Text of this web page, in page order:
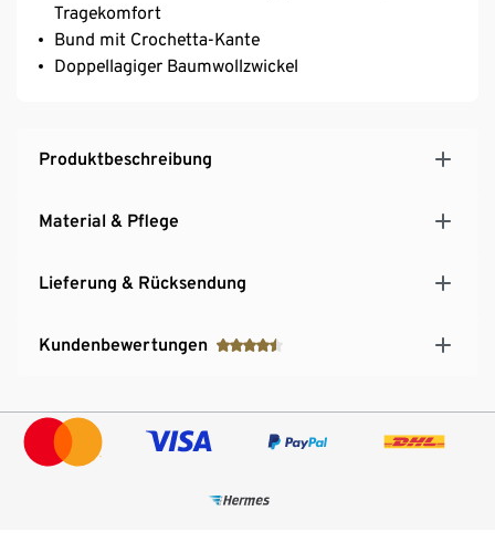
Tragekomfort
Bund mit Crochetta-Kante
Doppellagiger Baumwollzwickel
Produktbeschreibung
Material & Pflege
Lieferung & Rücksendung
Kundenbewertungen